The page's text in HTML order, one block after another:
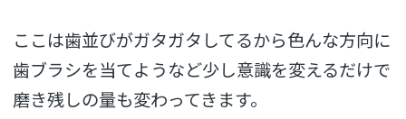
ここは歯並びがガタガタしてるから色んな方向に
歯ブラシを当てようなど少し意識を変えるだけで
磨き残しの量も変わってきます。